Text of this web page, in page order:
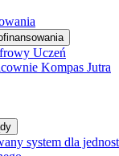
Uczeń
Kompas Jutra
system dla